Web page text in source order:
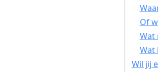
Of
Wat
Wat
Wil jij